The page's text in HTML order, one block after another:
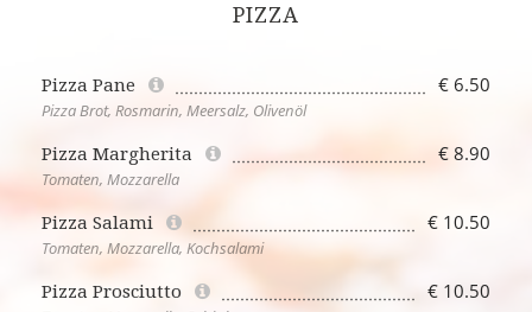
PIZZA
Pizza Pane € 6.50
Pizza Brot, Rosmarin, Meersalz, Olivenöl
Pizza Margherita € 8.90
Tomaten, Mozzarella
Pizza Salami € 10.50
Tomaten, Mozzarella, Kochsalami
Pizza Prosciutto € 10.50